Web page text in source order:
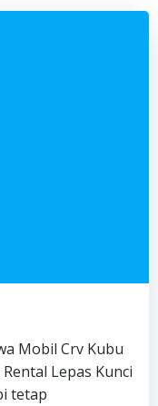
Mobil Crv Kubu
Lepas Kunci
tetap